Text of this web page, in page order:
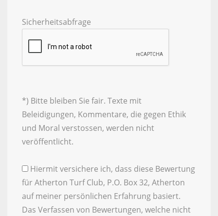
Sicherheitsabfrage
*) Bitte bleiben Sie fair. Texte mit
Beleidigungen, Kommentare, die gegen Ethik
und Moral verstossen, werden nicht
veröffentlicht.
Hiermit versichere ich, dass diese Bewertung
für Atherton Turf Club, P.O. Box 32, Atherton
auf meiner persönlichen Erfahrung basiert.
Das Verfassen von Bewertungen, welche nicht